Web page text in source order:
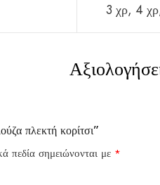
3 χρ, 4
πλεκτή κορίτσι”
πεδία σημειώνονται με *